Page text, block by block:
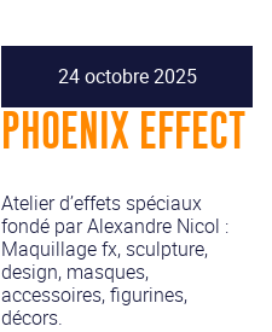
24 octobre 2025
PHOENIX EFFECT
Atelier d’effets spéciaux
fondé par Alexandre Nicol :
Maquillage fx, sculpture,
design, masques,
accessoires, figurines,
décors.